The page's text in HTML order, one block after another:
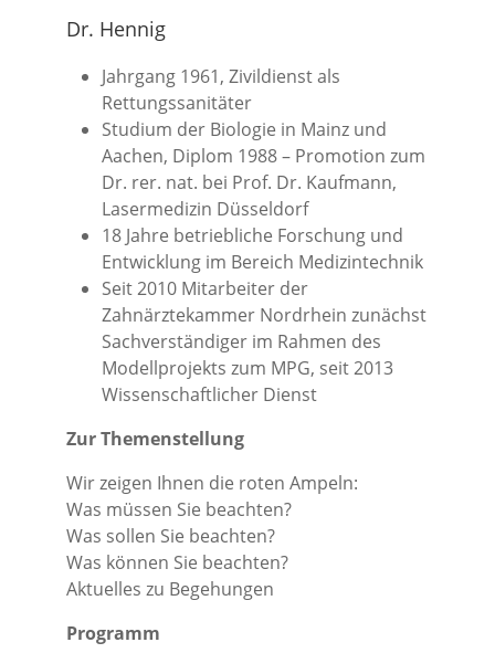
Dr. Hennig
Jahrgang 1961, Zivildienst als
Rettungssanitäter
Studium der Biologie in Mainz und
Aachen, Diplom 1988 – Promotion zum
Dr. rer. nat. bei Prof. Dr. Kaufmann,
Lasermedizin Düsseldorf
18 Jahre betriebliche Forschung und
Entwicklung im Bereich Medizintechnik
Seit 2010 Mitarbeiter der
Zahnärztekammer Nordrhein zunächst
Sachverständiger im Rahmen des
Modellprojekts zum MPG, seit 2013
Wissenschaftlicher Dienst
Zur Themenstellung
Wir zeigen Ihnen die roten Ampeln:
Was müssen Sie beachten?
Was sollen Sie beachten?
Was können Sie beachten?
Aktuelles zu Begehungen
Programm